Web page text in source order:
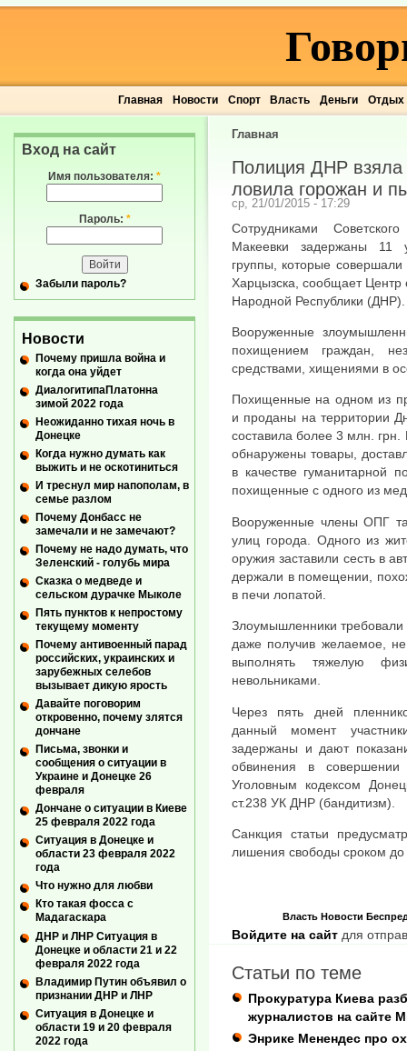
Главная Новости Спорт Власть Деньги Отдых
Главная
Полиция ДНР взяла
ловила горожан и
ср, 21/01/2015 - 17:29
Сотрудниками
Макеевки задержаны 11
группы, которые
Харцызска, сообщает
Народной Республики (ДНР).
Вооруженные
похищением граждан,
средствами, хищениями в
Похищенные на одном из
и проданы на территории
составила более 3 млн.
обнаружены товары,
в качестве гуманитарной
похищенные с одного из
Вооруженные члены ОПГ
улиц города. Одного из
оружия заставили сесть в
держали в помещении,
в печи лопатой.
Злоумышленники требовали
даже получив желаемое,
выполнять тяжелую
невольниками.
Через пять дней
данный момент
задержаны и дают
обвинения в совершении
Уголовным кодексом
ст.238 УК ДНР (бандитизм).
Санкция статьи
лишения свободы сроком до
Власть Новости
Войдите на сайт для
Статьи по теме
Прокуратура Киева
журналистов на сайте
Энрике Менендес про
Вход на сайт
Имя пользователя: *
Пароль: *
Забыли пароль?
Новости
Почему пришла война и
когда она уйдет
ДиалогитипаПлатонна
зимой 2022 года
Неожиданно тихая ночь в
Донецке
Когда нужно думать как
выжить и не оскотиниться
И треснул мир напополам, в
семье разлом
Почему Донбасс не
замечали и не замечают?
Почему не надо думать, что
Зеленский - голубь мира
Сказка о медведе и
сельском дурачке Мыколе
Пять пунктов к непростому
текущему моменту
Почему антивоенный парад
российских, украинских и
зарубежных селебов
вызывает дикую ярость
Давайте поговорим
откровенно, почему злятся
дончане
Письма, звонки и
сообщения о ситуации в
Украине и Донецке 26
февраля
Дончане о ситуации в Киеве
25 февраля 2022 года
Ситуация в Донецке и
области 23 февраля 2022
года
Что нужно для любви
Кто такая фосса с
Мадагаскара
ДНР и ЛНР Ситуация в
Донецке и области 21 и 22
февраля 2022 года
Владимир Путин объявил о
признании ДНР и ЛНР
Ситуация в Донецке и
области 19 и 20 февраля
2022 года